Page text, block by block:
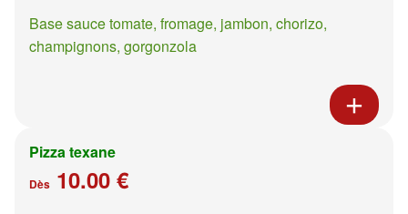
Base sauce tomate, fromage, jambon, chorizo,
champignons, gorgonzola
Pizza texane
Dès 10.00 €